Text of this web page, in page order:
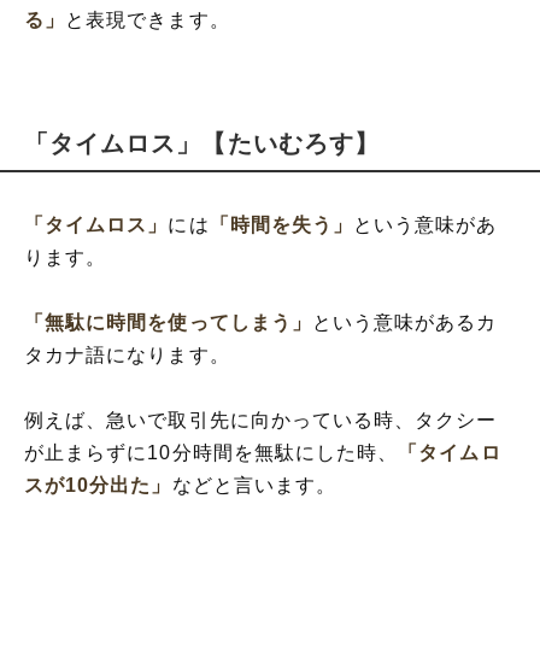
る」
と表現できます。
「タイムロス」【たいむろす】
「タイムロス」 には 「時間を失う」
という意味があ
ります。
「無駄に時間を使ってしまう」
という意味があるカ
タカナ語になります。
例えば、急いで取引先に向かっている時、タクシー
が止まらずに10分時間を無駄にした時、
「タイムロ
スが10分出た」 などと言います。